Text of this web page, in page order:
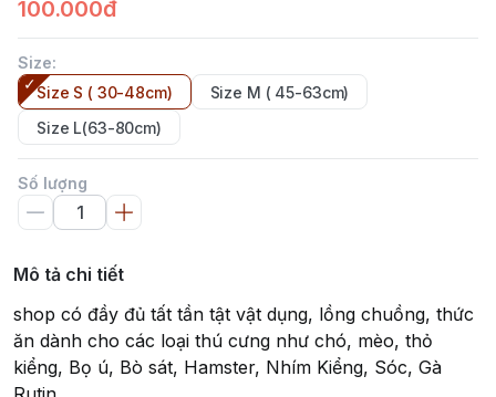
100.000đ
Size:
Size S ( 30-48cm)
Size M ( 45-63cm)
Size L(63-80cm)
Số lượng
Mô tả chi tiết
shop có đầy đủ tất tần tật vật dụng, lồng chuồng, thức
ăn dành cho các loại thú cưng như chó, mèo, thỏ
kiểng, Bọ ú, Bò sát, Hamster, Nhím Kiểng, Sóc, Gà